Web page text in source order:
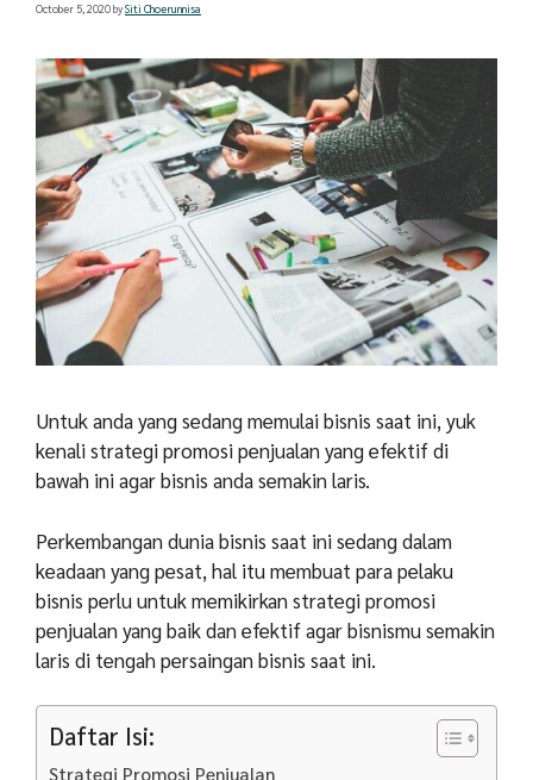
October 5, 2020bySiti Choerunnisa
Untuk anda yang sedang memulai bisnis saat ini, yuk
kenali strategi promosi penjualan yang efektif di
bawah ini agar bisnis anda semakin laris.
Perkembangan dunia bisnis saat ini sedang dalam
keadaan yang pesat, hal itu membuat para pelaku
bisnis perlu untuk memikirkan strategi promosi
penjualan yang baik dan efektif agar bisnismu semakin
laris di tengah persaingan bisnis saat ini.
Daftar Isi:
Strategi Promosi Penjualan